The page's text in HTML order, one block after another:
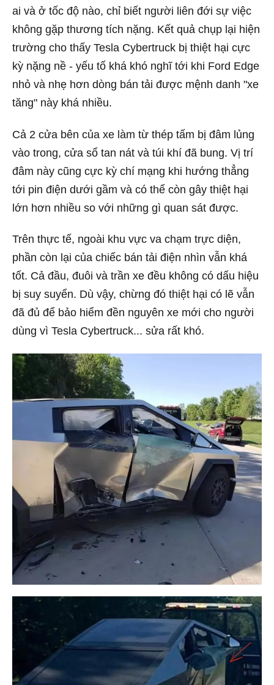
ai và ở tốc độ nào, chỉ biết người liên đới sự việc
không gặp thương tích nặng. Kết quả chụp lại hiện
trường cho thấy Tesla Cybertruck bị thiệt hại cực
kỳ nặng nề - yếu tố khá khó nghĩ tới khi Ford Edge
nhỏ và nhẹ hơn dòng bán tải được mệnh danh "xe
tăng" này khá nhiều.
Cả 2 cửa bên của xe làm từ thép tấm bị đâm lủng
vào trong, cửa sổ tan nát và túi khí đã bung. Vị trí
đâm này cũng cực kỳ chí mạng khi hướng thẳng
tới pin điện dưới gầm và có thể còn gây thiệt hại
lớn hơn nhiều so với những gì quan sát được.
Trên thực tế, ngoài khu vực va chạm trực diện,
phần còn lại của chiếc bán tải điện nhìn vẫn khá
tốt. Cả đầu, đuôi và trần xe đều không có dấu hiệu
bị suy suyển. Dù vậy, chừng đó thiệt hại có lẽ vẫn
đã đủ để bảo hiểm đền nguyên xe mới cho người
dùng vì Tesla Cybertruck... sửa rất khó.